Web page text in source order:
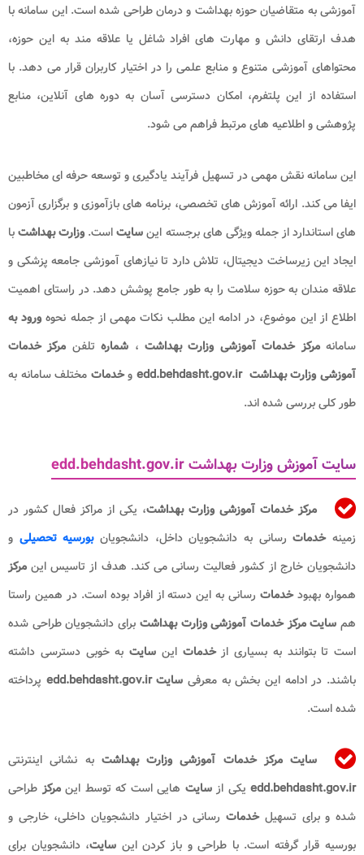
آموزشی به متقاضیان حوزه بهداشت و درمان طراحی شده است. این سامانه با
هدف ارتقای دانش و مهارت های افراد شاغل یا علاقه مند به این حوزه،
محتواهای آموزشی متنوع و منابع علمی را در اختیار کاربران قرار می دهد. با
استفاده از این پلتفرم، امکان دسترسی آسان به دوره های آنلاین، منابع
پژوهشی و اطلاعیه های مرتبط فراهم می شود.
این سامانه نقش مهمی در تسهیل فرآیند یادگیری و توسعه حرفه ای مخاطبین
ایفا می کند. ارائه آموزش های تخصصی، برنامه های بازآموزی و برگزاری آزمون
های استاندارد از جمله ویژگی های برجسته اینسایتاست. وزارت بهداشتبا
ایجاد این زیرساخت دیجیتال، تلاش دارد تا نیازهای آموزشی جامعه پزشکی و
علاقه مندان به حوزه سلامت را به طور جامع پوشش دهد. در راستای اهمیت
اطلاع از این موضوع، در ادامه این مطلب نکات مهمی از جمله نحوه ورود به
سامانهمرکز خدمات آموزشی وزارت بهداشت، شماره تلفن مرکز خدمات
آموزشی وزارت بهداشت edd.behdasht.gov.ir
وخدمات مختلف سامانه به
طور کلی بررسی شده اند.
سایت آموزش وزارت بهداشت edd.behdasht.gov.ir
مرکز خدمات آموزشی وزارت بهداشت، یکی از مراکز فعال کشور در
زمینهخدمات رسانی به دانشجویان داخل، دانشجویانبورسیه تحصیلی و
دانشجویان خارج از کشور فعالیت رسانی می کند. هدف از تاسیس این مرکز
همواره بهبودخدمات رسانی به این دسته از افراد بوده است. در همین راستا
هم سایت مرکز خدمات آموزشی وزارت بهداشت برای دانشجویان طراحی شده
است تا بتوانند به بسیاری ازخدماتاین سایت به خوبی دسترسی داشته
باشند. در ادامه این بخش به معرفیسایت edd.behdasht.gov.ir
پرداخته
شده است.
سایت مرکز خدمات آموزشی وزارت بهداشتبه نشانی اینترنتی
edd.behdasht.gov.ir یکی ازسایت هایی است که توسط اینمرکز طراحی
شده و برای تسهیلخدمات رسانی در اختیار دانشجویان داخلی، خارجی و
بورسیه قرار گرفته است. با طراحی و باز کردن این سایت، دانشجویان برای